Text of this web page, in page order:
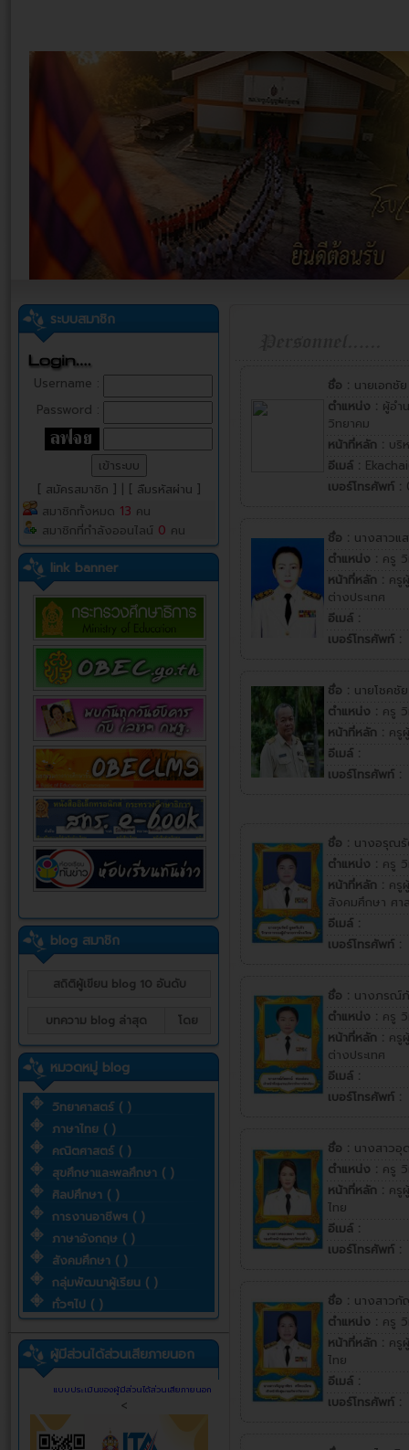
ระบบสมาชิก
Username :
Password :
[ สมัครสมาชิก ]
[ ลืมรหัสผ่าน ]
สมาชิกทั้งหมด 13 คน
สมาชิกที่กำลังออนไลน์ 0 คน
link banner
blog สมาชิก
สถิติผู้เขียน blog 10 อันดับ
บทความ blog ล่าสุด โดย
หมวดหมู่ blog
วิทยาศาสตร์ ( )
ภาษาไทย ( )
คณิตศาสตร์ ( )
สุขศึกษาและพลศึกษา ( )
ศิลปศึกษา ( )
การงานอาชีพฯ ( )
ภาษาอังกฤษ ( )
สังคมศึกษา ( )
กลุ่มพัฒนาผู้เรียน ( )
ทั่วๆไป ( )
ผู้มีส่วนได้ส่วนเสียภายนอก
แบบประเมินของผู้มีส่วนได้ส่วนเสียภายนอก
<
ชื่อ : นายเอก
ตำแหน่ง : ผู้อำ
วิทยาคม
หน้าที่หลัก : บริ
อีเมล์ :
เบอร์โทรศัพท์ :
ชื่อ : นางสาวแ
ตำแหน่ง : ครู
หน้าที่หลัก : ครู
ต่างประเทศ
อีเมล์ :
เบอร์โทรศัพท์ :
ชื่อ : นายโชคชั
ตำแหน่ง : ครู
หน้าที่หลัก : ครู
อีเมล์ :
เบอร์โทรศัพท์ :
ชื่อ : นางอรุณ
ตำแหน่ง : ครู
หน้าที่หลัก : ครู
สังคมศึกษา ศา
อีเมล์ :
เบอร์โทรศัพท์ :
ชื่อ : นางภรณ์
ตำแหน่ง : ครู
หน้าที่หลัก : ครู
ต่างประเทศ
อีเมล์ :
เบอร์โทรศัพท์ :
ชื่อ : นางสาว
ตำแหน่ง : ครู
หน้าที่หลัก : ครู
ไทย
อีเมล์ :
เบอร์โทรศัพท์ :
ชื่อ : นางสาว
ตำแหน่ง : ครู
หน้าที่หลัก : ครู
ไทย
อีเมล์ :
เบอร์โทรศัพท์ :